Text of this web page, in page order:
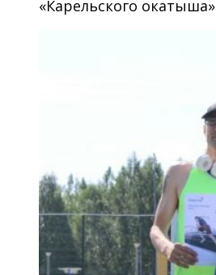
«Карельского окатыша»